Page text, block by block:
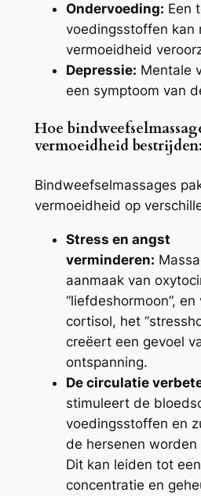
Ondervoeding: Een
voedingsstoffen kan
vermoeidheid
Depressie: Mentale
een symptoom van
Hoe
vermoeidheid bestrijden:
Bindweefselmassages
vermoeidheid op
Stress en angst
verminderen:
aanmaak van
“liefdeshormoon”,
cortisol, het
creëert een gevoel
ontspanning.
De circulatie
stimuleert de
voedingsstoffen en
de hersenen
Dit kan leiden tot
concentratie en